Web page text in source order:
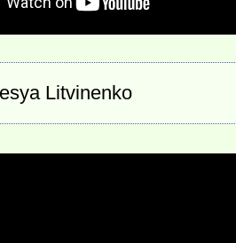
Litvinenko